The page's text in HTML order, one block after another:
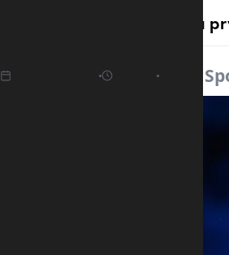
gdje je i dalje ubjedljivo na